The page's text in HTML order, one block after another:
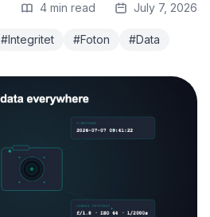
4 min read July 7, 2026
#Integritet #Foton #Data